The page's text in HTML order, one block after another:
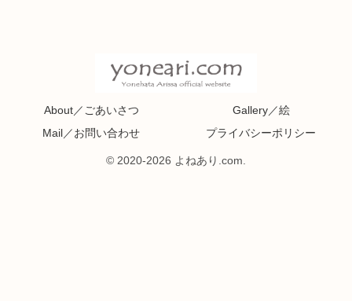
About／ごあいさつ
Gallery／絵
Mail／お問い合わせ
プライバシーポリシー
© 2020-2026 よねあり.com.